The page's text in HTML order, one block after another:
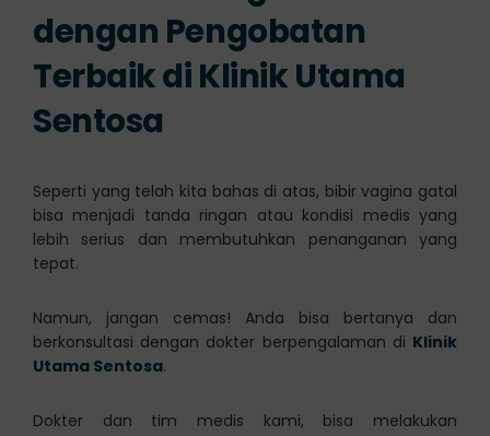
dengan Pengobatan
Terbaik di Klinik Utama
Sentosa
Seperti yang telah kita bahas di atas, bibir vagina gatal
bisa menjadi tanda ringan atau kondisi medis yang
lebih serius dan membutuhkan penanganan yang
tepat.
Namun, jangan cemas! Anda bisa bertanya dan
berkonsultasi dengan dokter berpengalaman di Klinik
Utama Sentosa.
Dokter dan tim medis kami, bisa melakukan